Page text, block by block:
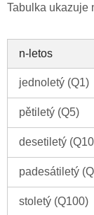
Tabulka ukazuje
n-letos
jednoletý (Q1)
pětiletý (Q5)
desetiletý
padesátiletý
stoletý (Q100)